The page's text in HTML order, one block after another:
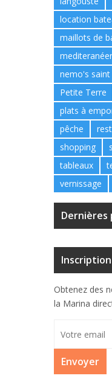
location
maillots de
nemo's
Petite Terre
plats à
pêche
shopping
tableaux
vernissage
Dernières
Obtenez des
la Marina
Envoyer